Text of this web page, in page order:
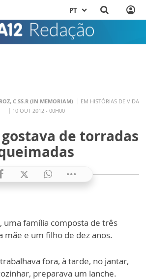
PT
C.SS.R (IN MEMORIAM)
EM HISTÓRIAS DE VIDA
10 OUT 2012 - 00H00
de torradas
uma família composta de três
mãe e um filho de dez anos.
fora, à tarde, no jantar,
preparava um lanche.